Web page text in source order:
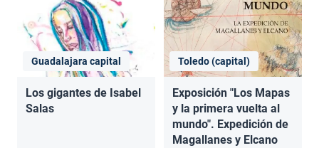
Guadalajara capital
Los gigantes de Isabel
Salas
Toledo (capital)
Exposición "Los Mapas
y la primera vuelta al
mundo". Expedición de
Magallanes y Elcano